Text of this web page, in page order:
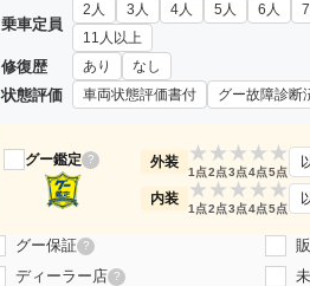
乗車定員
2人 3人 4人 5人 6人
11人以上
修復歴 あり なし
状態評価 車両状態評価書付 グー故障診断
グー鑑定 ? 外装 ★
1点
★
2点
★
3点
★
4点
★
5点
内装 ★
1点
★
2点
★
3点
★
4点
★
5点
グー保証 ?
ディーラー店 ?